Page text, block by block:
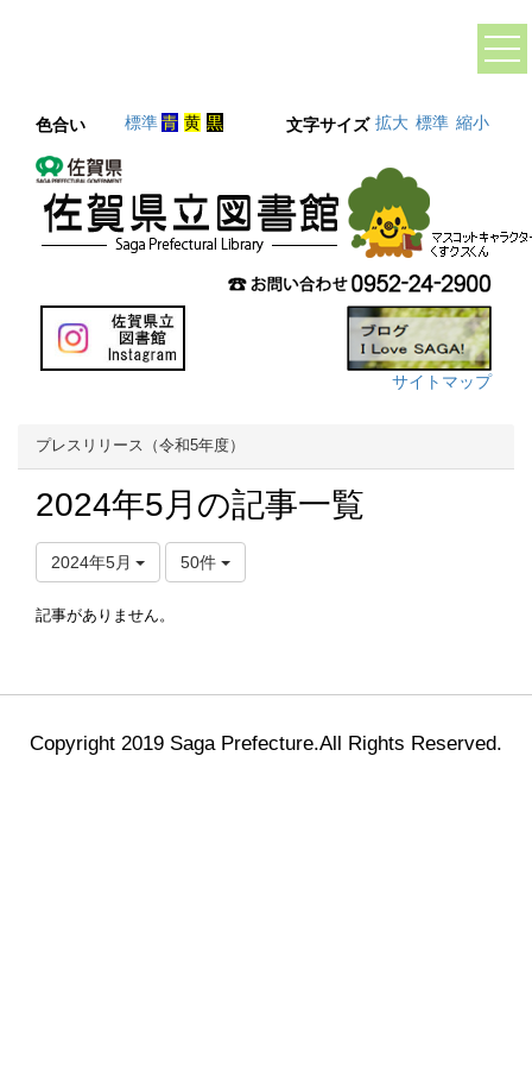
色合い 標準青 黄 黒 文字サイズ 拡大 標準 縮小
サイトマップ
プレスリリース（令和5年度）
2024年5月の記事一覧
2024年5月 50件
記事がありません。
Copyright 2019 Saga Prefecture.All Rights Reserved.